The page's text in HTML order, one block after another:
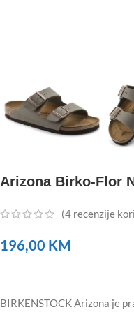
Arizona Birko-Flor
(4 recenzije
196,00 KM
BIRKENSTOCK Arizona je